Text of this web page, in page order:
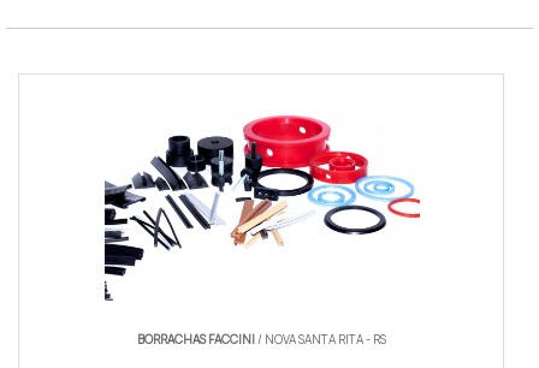
BORRACHAS FACCINI/ NOVA SANTA RITA - RS